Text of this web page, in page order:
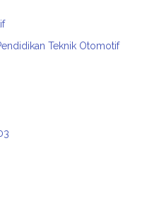
Teknik Otomotif